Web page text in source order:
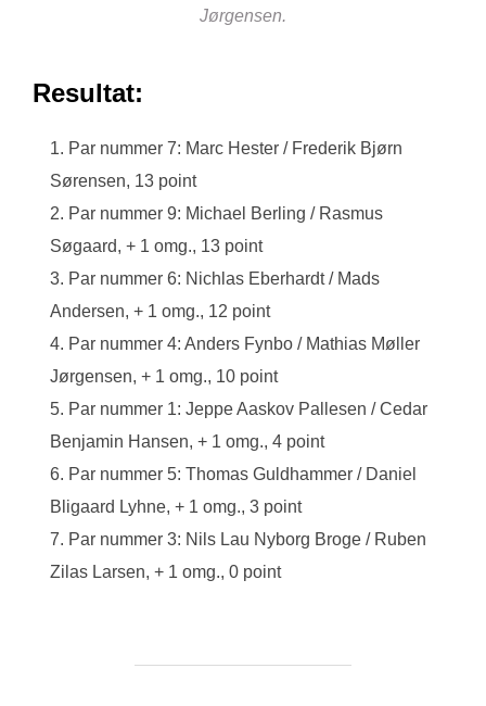
Jørgensen.
Resultat:
Par nummer 7: Marc Hester / Frederik Bjørn
Sørensen, 13 point
Par nummer 9: Michael Berling / Rasmus
Søgaard, + 1 omg., 13 point
Par nummer 6: Nichlas Eberhardt / Mads
Andersen, + 1 omg., 12 point
Par nummer 4: Anders Fynbo / Mathias Møller
Jørgensen, + 1 omg., 10 point
Par nummer 1: Jeppe Aaskov Pallesen / Cedar
Benjamin Hansen, + 1 omg., 4 point
Par nummer 5: Thomas Guldhammer / Daniel
Bligaard Lyhne, + 1 omg., 3 point
Par nummer 3: Nils Lau Nyborg Broge / Ruben
Zilas Larsen, + 1 omg., 0 point